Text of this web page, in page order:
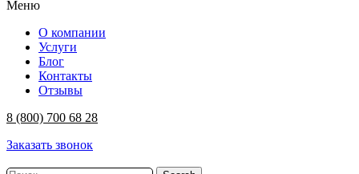
Меню
О компании
Услуги
Блог
Контакты
Отзывы
8 (800) 700 68 28
Заказать звонок